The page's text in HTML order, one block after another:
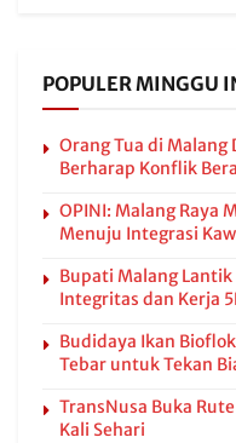
POPULER MINGGU
Orang Tua di Malang
Berharap Konflik
OPINI: Malang Raya
Menuju Integrasi
Bupati Malang Lantik
Integritas dan Kerja
Budidaya Ikan
Tebar untuk Tekan
TransNusa Buka
Kali Sehari